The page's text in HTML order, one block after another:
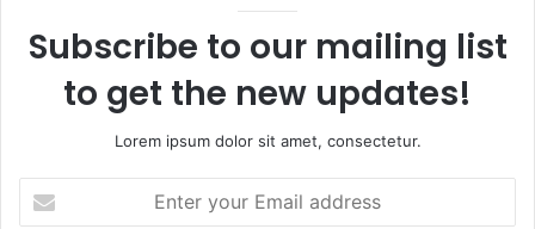
Subscribe to our mailing list
to get the new updates!
Lorem ipsum dolor sit amet, consectetur.
your